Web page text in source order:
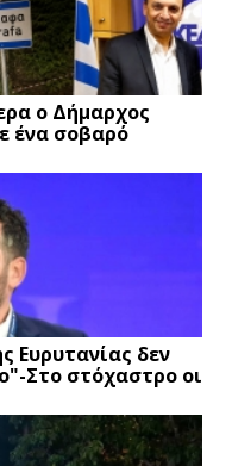
ο Δήμαρχος
ένα σοβαρό
Ευρυτανίας δεν
Στο στόχαστρο οι